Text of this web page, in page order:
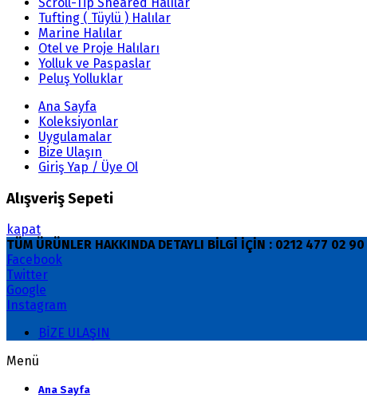
Tufting ( Tüylü ) Halılar
Marine Halılar
Otel ve Proje Halıları
Yolluk ve Paspaslar
Peluş Yolluklar
Ana Sayfa
Koleksiyonlar
Uygulamalar
Bize Ulaşın
Giriş Yap / Üye Ol
Alışveriş Sepeti
kapat
TÜM ÜRÜNLER HAKKINDA DETAYLI BİLGİ İÇİN : 0212 477 02
Facebook
Twitter
Google
Instagram
BİZE ULAŞIN
Menü
Ana Sayfa